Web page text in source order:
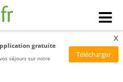
gratuite
séjours sur notre
x